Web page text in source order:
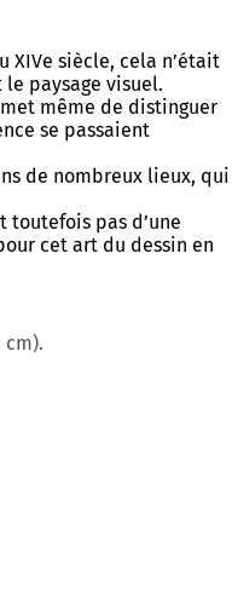
XIVe siècle, cela n’était
paysage visuel.
même de distinguer
se passaient
de nombreux lieux, qui
toutefois pas d’une
cet art du dessin en
cm).